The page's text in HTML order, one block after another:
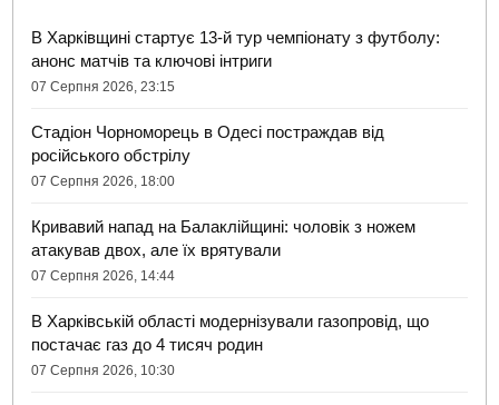
В Харківщині стартує 13-й тур чемпіонату з футболу:
анонс матчів та ключові інтриги
07 Серпня 2026, 23:15
Стадіон Чорноморець в Одесі постраждав від
російського обстрілу
07 Серпня 2026, 18:00
Кривавий напад на Балаклійщині: чоловік з ножем
атакував двох, але їх врятували
07 Серпня 2026, 14:44
В Харківській області модернізували газопровід, що
постачає газ до 4 тисяч родин
07 Серпня 2026, 10:30